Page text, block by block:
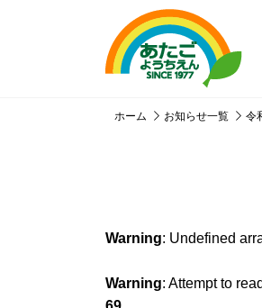
ホーム お知らせ一覧 令
Warning: Undefined
Warning: Attempt to